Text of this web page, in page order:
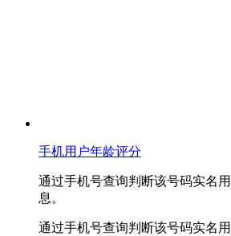
手机用户年龄评分
通过手机号查询判断该号码实名
息。
通过手机号查询判断该号码实名